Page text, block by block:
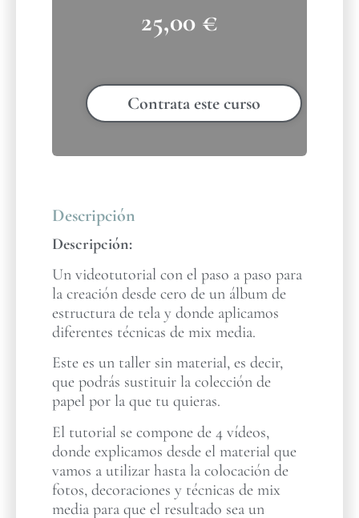
25,00 €
Contrata este curso
Descripción
Descripción:
Un videotutorial con el paso a paso para
la creación desde cero de un álbum de
estructura de tela y donde aplicamos
diferentes técnicas de mix media.
Este es un taller sin material, es decir,
que podrás sustituir la colección de
papel por la que tu quieras.
El tutorial se compone de 4 vídeos,
donde explicamos desde el material que
vamos a utilizar hasta la colocación de
fotos, decoraciones y técnicas de mix
media para que el resultado sea un